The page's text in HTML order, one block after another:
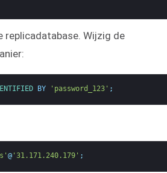
replicadatabase. Wijzig de
BY 'password_123' ;
@'31.171.240.179' ;